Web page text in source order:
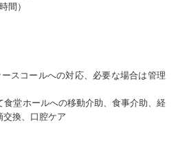
間）
スコールへの対応、必要な場合は管理
食堂ホールへの移動介助、食事介助、経
交換、口腔ケア